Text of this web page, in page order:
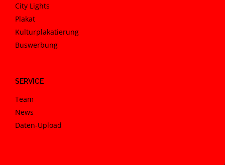
City Lights
Plakat
Kulturplakatierung
Buswerbung
SERVICE
Team
News
Daten-Upload